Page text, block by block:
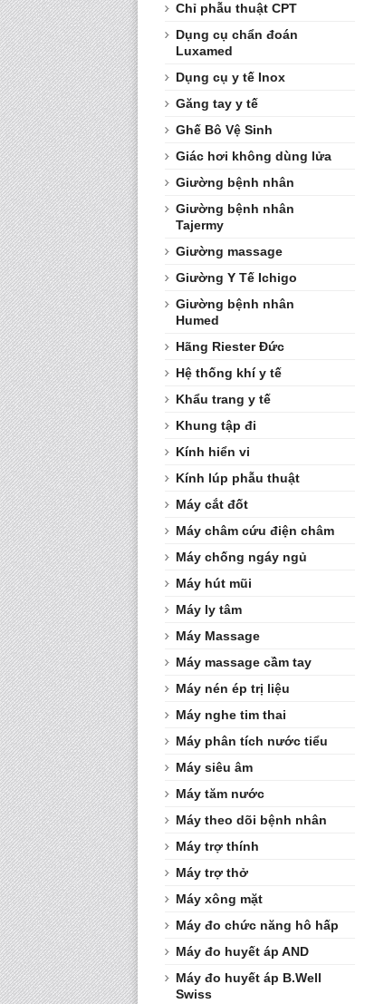
Chỉ phẫu thuật CPT
Dụng cụ chẩn đoán
Luxamed
Dụng cụ y tế Inox
Găng tay y tế
Ghế Bô Vệ Sinh
Giác hơi không dùng lửa
Giường bệnh nhân
Giường bệnh nhân
Tajermy
Giường massage
Giường Y Tế Ichigo
Giường bệnh nhân
Humed
Hãng Riester Đức
Hệ thống khí y tế
Khẩu trang y tế
Khung tập đi
Kính hiển vi
Kính lúp phẫu thuật
Máy cắt đốt
Máy châm cứu điện châm
Máy chống ngáy ngủ
Máy hút mũi
Máy ly tâm
Máy Massage
Máy massage cầm tay
Máy nén ép trị liệu
Máy nghe tim thai
Máy phân tích nước tiểu
Máy siêu âm
Máy tăm nước
Máy theo dõi bệnh nhân
Máy trợ thính
Máy trợ thở
Máy xông mặt
Máy đo chức năng hô hấp
Máy đo huyết áp AND
Máy đo huyết áp B.Well
Swiss